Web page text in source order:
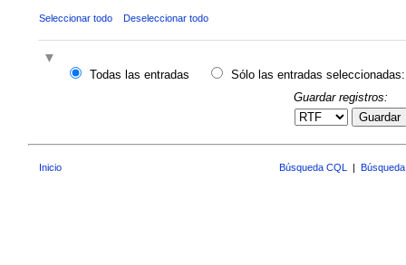
Seleccionar todo Deseleccionar todo
Todas las entradas
Sólo las entradas seleccionadas:
Guardar registros:
Guardar
Inicio Búsqueda CQL